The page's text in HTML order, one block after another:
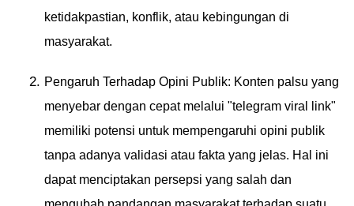
ketidakpastian, konflik, atau kebingungan di
masyarakat.
Pengaruh Terhadap Opini Publik: Konten palsu yang
menyebar dengan cepat melalui "telegram viral link"
memiliki potensi untuk mempengaruhi opini publik
tanpa adanya validasi atau fakta yang jelas. Hal ini
dapat menciptakan persepsi yang salah dan